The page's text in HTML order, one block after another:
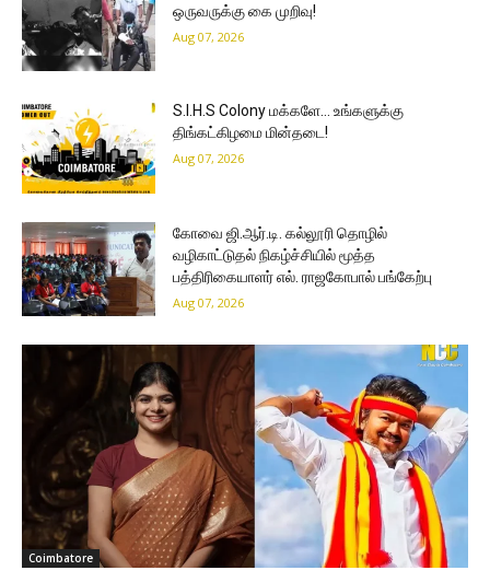
ஒருவருக்கு கை முறிவு!
Aug 07, 2026
S.I.H.S Colony மக்களே… உங்களுக்கு
திங்கட்கிழமை மின்தடை!
Aug 07, 2026
கோவை ஜி.ஆர்.டி. கல்லூரி தொழில்
வழிகாட்டுதல் நிகழ்ச்சியில் மூத்த
பத்திரிகையாளர் எல். ராஜகோபால் பங்கேற்பு
Aug 07, 2026
Coimbatore